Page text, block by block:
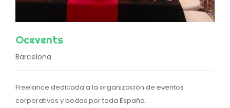
Ocevents
Barcelona
Freelance dedicada a la organización de eventos
corporativos y bodas por toda España.